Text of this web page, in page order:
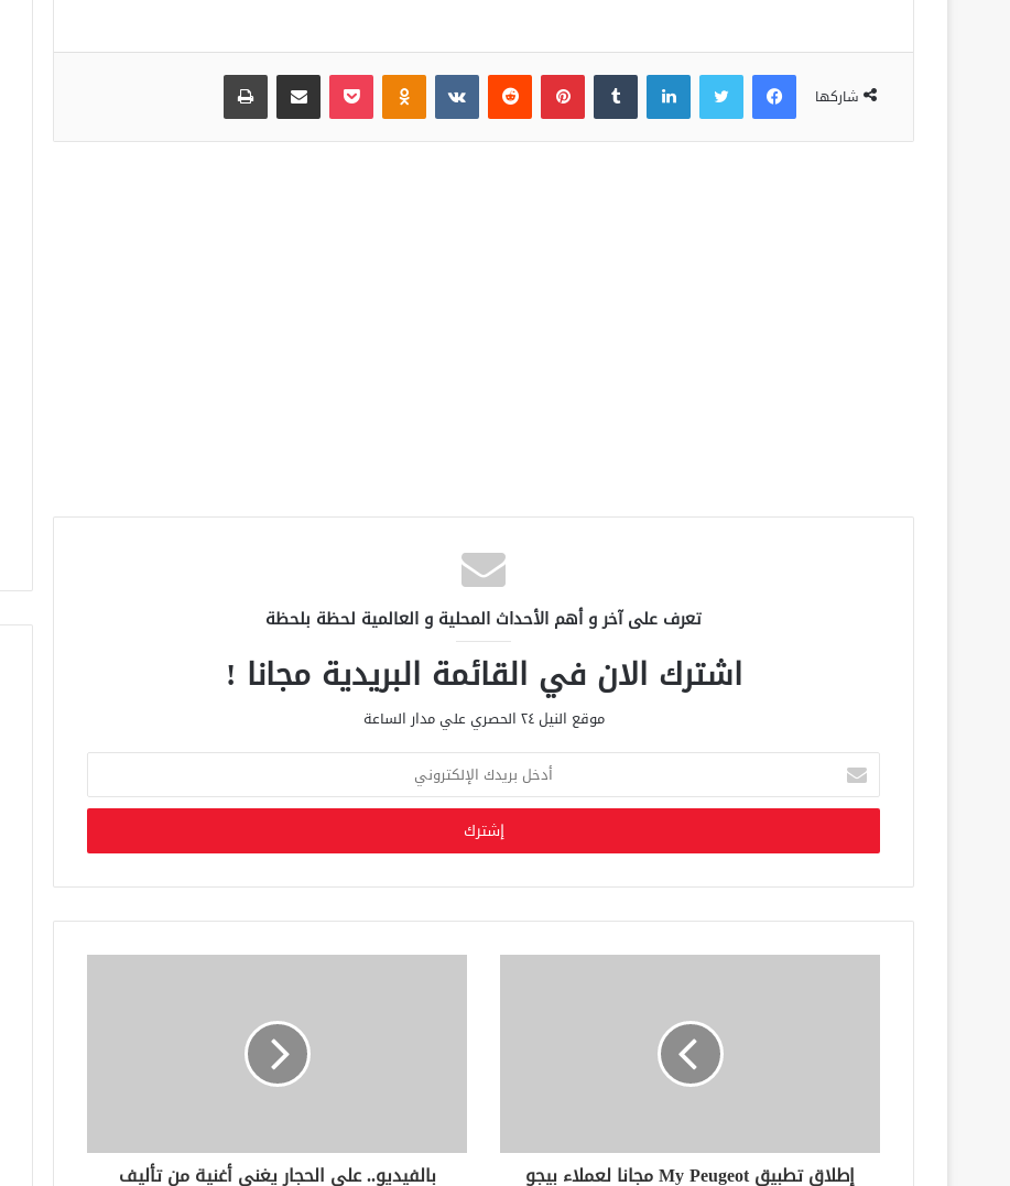
شاركها
فيسبوك لينكدإن بينتيريست بوكيت
تعرف على آخر و أهم الأحداث المحلية و العالمية لحظة بلحظة
اشترك الان في القائمة البريدية مجانا !
موقع النيل ٢٤ الحصري علي مدار الساعة
خ
ب
ر
د
ك
ن
إطلاق تطبيق My Peugeot مجانا لعملاء بيجو بالفيديو.. على الحجار يغنى أغنية من تأليف